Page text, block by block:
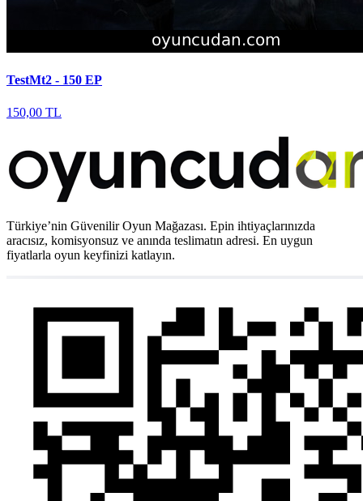
TestMt2 - 150 EP
150,00 TL
Türkiye’nin Güvenilir Oyun Mağazası. Epin ihtiyaçlarınızda
aracısız, komisyonsuz ve anında teslimatın adresi. En uygun
fiyatlarla oyun keyfinizi katlayın.